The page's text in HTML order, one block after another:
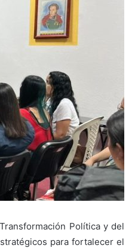
Política y del
para fortalecer el